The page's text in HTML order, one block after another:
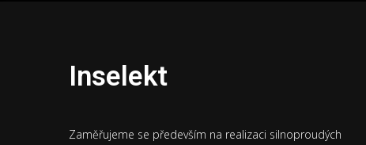
Inselekt
Zaměřujeme se především na realizaci silnoproudých